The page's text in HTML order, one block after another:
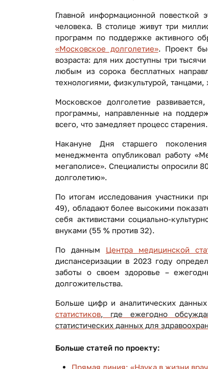
Главной информационной
человека. В столице живут три
программ по поддержке активного
«Московское долголетие». Проект
возраста: для них доступны три
любым из сорока бесплатных
технологиями, физкультурой,
Московское долголетие
программы, направленные на
всего, что замедляет процесс старения.
Накануне Дня старшего
менеджмента опубликовал работу
мегаполисе». Специалисты опросили
долголетию».
По итогам исследования участники
49), обладают более высокими
себя активистами социально-
внуками (55 % против 32).
По данным Центра медицинской
диспансеризации в 2023 году
заботы о своем здоровье –
долгожительства.
Больше цифр и аналитических
статистиков, где ежегодно
статистических данных для
Больше статей по проекту: